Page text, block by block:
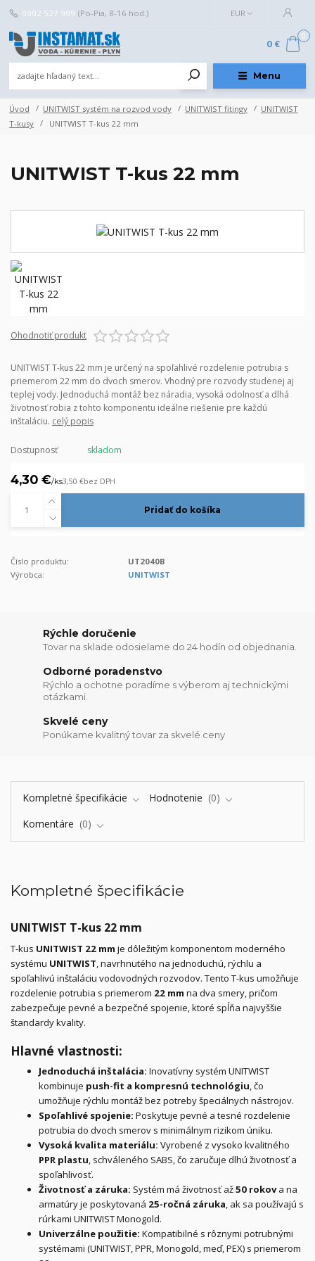
Menu
EUR
0902 527 909 (Po-Pia, 8-16 hod.)
0
0 €
Úvod UNITWIST systém na rozvod vody UNITWIST fitingy
UNITWIST
T-kusy
UNITWIST T-kus 22 mm
UNITWIST T-kus 22 mm
Ohodnotiť produkt
UNITWIST T-kus 22 mm je určený na spoľahlivé rozdelenie potrubia s
priemerom 22 mm do dvoch smerov. Vhodný pre rozvody studenej aj
teplej vody. Jednoduchá montáž bez náradia, vysoká odolnosť a dlhá
životnosť robia z tohto komponentu ideálne riešenie pre každú
inštaláciu. celý popis
Dostupnosť skladom
4,30 €/ks3,50 €bez DPH
Pridať do košíka
Číslo produktu:
UT2040B
Výrobca:
UNITWIST
Rýchle doručenie
Tovar na sklade odosielame do 24 hodín od objednania.
Odborné poradenstvo
Rýchlo a ochotne poradíme s výberom aj technickými
otázkami.
Skvelé ceny
Ponúkame kvalitný tovar za skvelé ceny
Kompletné špecifikácie Hodnotenie
0
Komentáre
0
Kompletné špecifikácie
UNITWIST T-kus 22 mm
T-kus UNITWIST 22 mm je dôležitým komponentom moderného
systému UNITWIST, navrhnutého na jednoduchú, rýchlu a
spoľahlivú inštaláciu vodovodných rozvodov. Tento T-kus umožňuje
rozdelenie potrubia s priemerom 22 mm na dva smery, pričom
zabezpečuje pevné a bezpečné spojenie, ktoré spĺňa najvyššie
štandardy kvality.
Hlavné vlastnosti:
Jednoduchá inštalácia: Inovatívny systém UNITWIST
kombinuje push-fit a kompresnú technológiu, čo
umožňuje rýchlu montáž bez potreby špeciálnych nástrojov.
Spoľahlivé spojenie: Poskytuje pevné a tesné rozdelenie
potrubia do dvoch smerov s minimálnym rizikom úniku.
Vysoká kvalita materiálu: Vyrobené z vysoko kvalitného
PPR plastu, schváleného SABS, čo zaručuje dlhú životnosť a
spoľahlivosť.
Životnosť a záruka: Systém má životnosť až50 rokova na
armatúry je poskytovaná 25-ročná záruka, ak sa používajú s
rúrkami UNITWIST Monogold.
Univerzálne použitie: Kompatibilné s rôznymi potrubnými
systémami (UNITWIST, PPR, Monogold, meď, PEX) s priemerom